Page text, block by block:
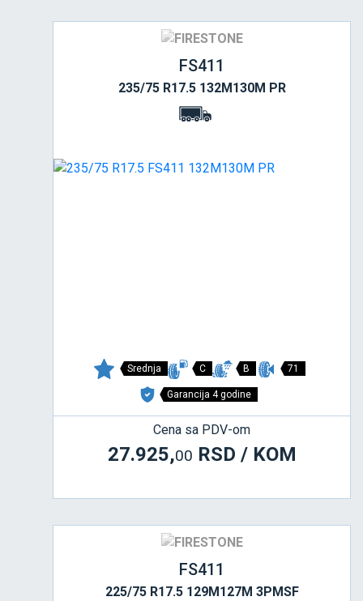
FS411
235/75 R17.5 132M130M PR
Srednja C B 71
Garancija 4 godine
Cena sa PDV-om
27.925,00 RSD / KOM
FS411
225/75 R17.5 129M127M 3PMSF